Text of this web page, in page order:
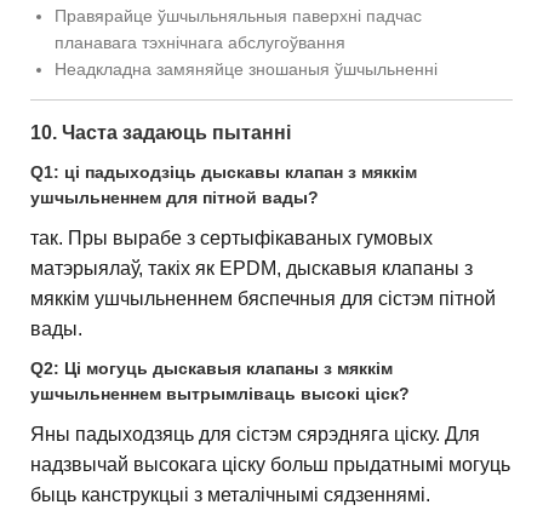
Правярайце ўшчыльняльныя паверхні падчас
планавага тэхнічнага абслугоўвання
Неадкладна замяняйце зношаныя ўшчыльненні
10. Часта задаюць пытанні
Q1: ці падыходзіць дыскавы клапан з мяккім
ушчыльненнем для пітной вады?
так. Пры вырабе з сертыфікаваных гумовых
матэрыялаў, такіх як EPDM, дыскавыя клапаны з
мяккім ушчыльненнем бяспечныя для сістэм пітной
вады.
Q2: Ці могуць дыскавыя клапаны з мяккім
ушчыльненнем вытрымліваць высокі ціск?
Яны падыходзяць для сістэм сярэдняга ціску. Для
надзвычай высокага ціску больш прыдатнымі могуць
быць канструкцыі з металічнымі сядзеннямі.